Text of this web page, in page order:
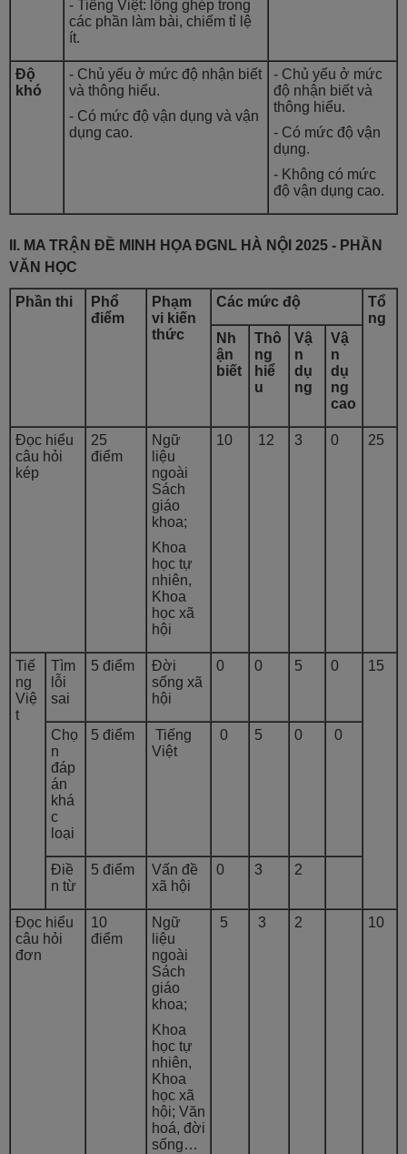
- Tiếng Việt: lồng ghép trong
các phần làm bài, chiếm tỉ lệ
ít.
Độ
khó
- Chủ yếu ở mức độ nhận biết
và thông hiểu.
- Có mức độ vận dụng và vận
dụng cao.
- Chủ yếu ở mức
độ nhận biết và
thông hiểu.
- Có mức độ vận
dụng.
- Không có mức
độ vận dụng cao.
II. MA TRẬN ĐỀ MINH HỌA ĐGNL HÀ NỘI 2025 - PHẦN
VĂN HỌC
Phần thi
Phổ
điểm
Phạm
vi kiến
thức
Các mức độ
Tổ
ng
Nh
ận
biết
Thô
ng
hiể
u
Vậ
n
dụ
ng
Vậ
n
dụ
ng
cao
Đọc hiểu
câu hỏi
kép
25
điểm
Ngữ
liệu
ngoài
Sách
giáo
khoa;
Khoa
học tự
nhiên,
Khoa
học xã
hội
10 12 3 0 25
Tiế
ng
Việ
t
Tìm
lỗi
sai
5 điểm
Đời
sống xã
hội
0 0 5 0 15
Chọ
n
đáp
án
khá
c
loại
5 điểm
Tiếng
Việt
0 5 0 0
Điề
n từ
5 điểm
Vấn đề
xã hội
0 3 2
Đọc hiểu
câu hỏi
đơn
10
điểm
Ngữ
liệu
ngoài
Sách
giáo
khoa;
Khoa
học tự
nhiên,
Khoa
học xã
hội; Văn
hoá, đời
sống…
5 3 2 10